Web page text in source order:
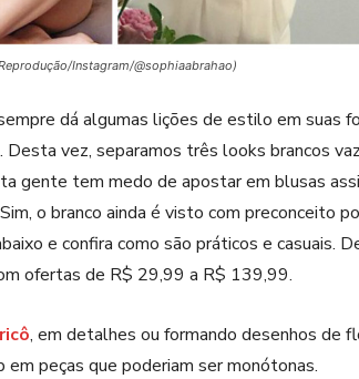
Instagram/@sophiaabrahao)
dá algumas lições de estilo em suas
Desta vez, separamos três looks brancos
gente tem medo de apostar em blusas
o branco ainda é visto com preconceito
e confira como são práticos e casuais.
ofertas de R$ 29,99 a R$ 139,99.
, em detalhes ou formando desenhos de
em peças que poderiam ser monótonas.